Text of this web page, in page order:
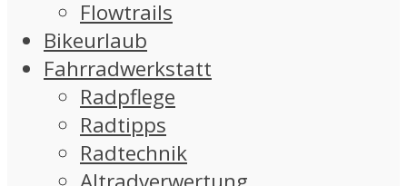
Flowtrails
Bikeurlaub
Fahrradwerkstatt
Radpflege
Radtipps
Radtechnik